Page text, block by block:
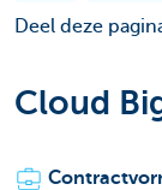
Deel deze
Cloud